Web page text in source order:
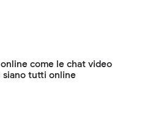
come le chat video
tutti online